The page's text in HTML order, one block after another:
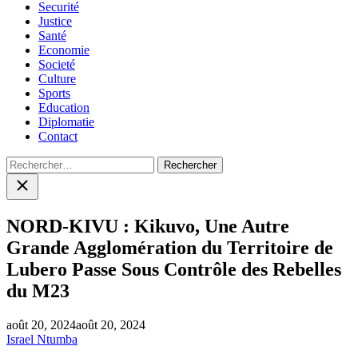
Securité
Justice
Santé
Economie
Societé
Culture
Sports
Education
Diplomatie
Contact
Rechercher :
Close
search
NORD-KIVU : Kikuvo, Une Autre
Grande Agglomération du Territoire de
Lubero Passe Sous Contrôle des Rebelles
du M23
août 20, 2024août 20, 2024
Israel Ntumba